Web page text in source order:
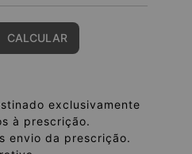
exclusivamente
à prescrição.
envio da prescrição.